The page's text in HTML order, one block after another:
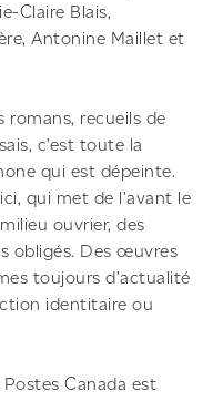
Claire Blais,
Antonine Maillet et
romans, recueils de
c’est toute la
qui est dépeinte.
qui met de l’avant le
ouvrier, des
obligés. Des œuvres
toujours d’actualité
identitaire ou
Canada est